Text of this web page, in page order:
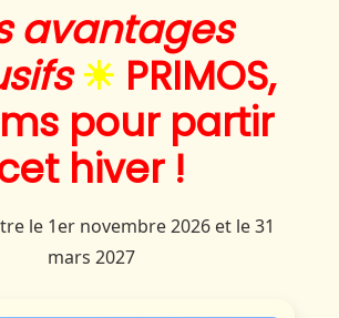
avantages
☀ PRIMOS,
pour partir
hiver !
le 1er novembre 2026 et le 31
mars 2027